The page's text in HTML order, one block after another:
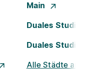
Main
Duales Studium
Duales Studium
Alle Städte ansehen